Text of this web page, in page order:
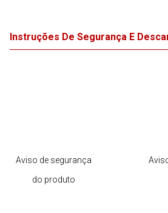
Instruções De Segurança E
Aviso de segurança
do produto